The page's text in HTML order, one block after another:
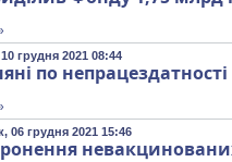
грудня 2021 08:44
по
06 грудня 2021 15:46